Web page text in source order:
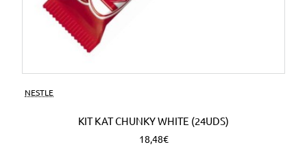
NESTLE
KIT KAT CHUNKY WHITE (24UDS)
18,48€